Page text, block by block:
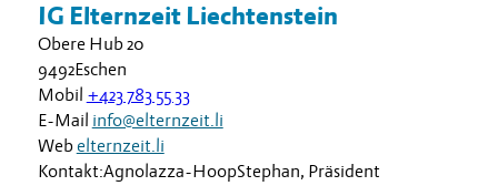
IG Elternzeit Liechtenstein
Obere Hub 20
9492Eschen
Mobil +423 783 55 33
E-Mail info@elternzeit.li
Webelternzeit.li
Kontakt:Agnolazza-HoopStephan, Präsident